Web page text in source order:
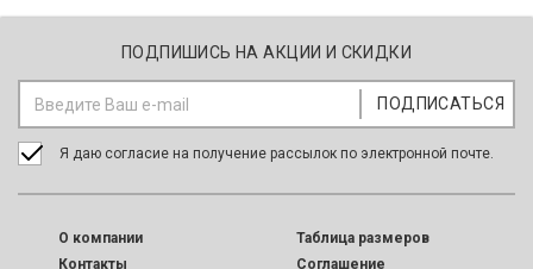
ПОДПИШИСЬ НА АКЦИИ И СКИДКИ
Я даю согласие на получение рассылок по электронной почте.
O компании
Контакты
Таблица размеров
Соглашение